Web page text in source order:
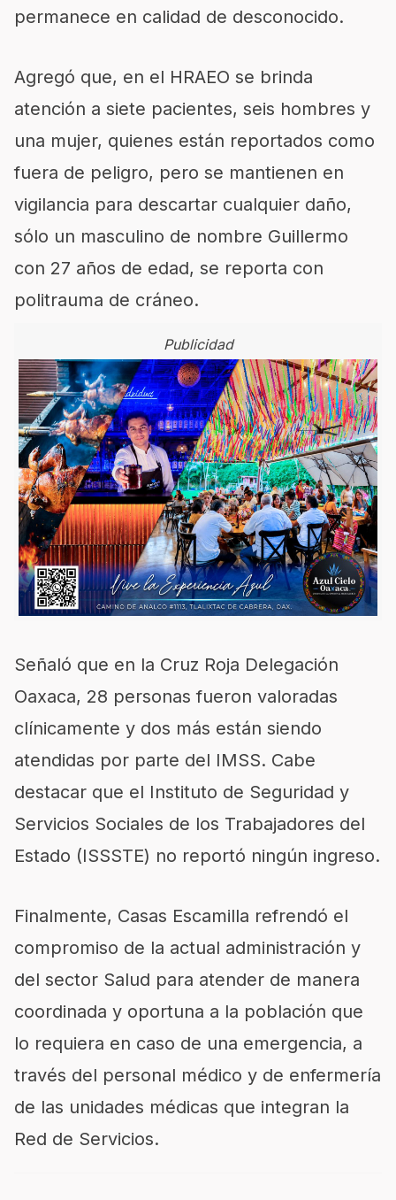
permanece en calidad de desconocido.
Agregó que, en el HRAEO se brinda
atención a siete pacientes, seis hombres y
una mujer, quienes están reportados como
fuera de peligro, pero se mantienen en
vigilancia para descartar cualquier daño,
sólo un masculino de nombre Guillermo
con 27 años de edad, se reporta con
politrauma de cráneo.
Publicidad
Señaló que en la Cruz Roja Delegación
Oaxaca, 28 personas fueron valoradas
clínicamente y dos más están siendo
atendidas por parte del IMSS. Cabe
destacar que el Instituto de Seguridad y
Servicios Sociales de los Trabajadores del
Estado (ISSSTE) no reportó ningún ingreso.
Finalmente, Casas Escamilla refrendó el
compromiso de la actual administración y
del sector Salud para atender de manera
coordinada y oportuna a la población que
lo requiera en caso de una emergencia, a
través del personal médico y de enfermería
de las unidades médicas que integran la
Red de Servicios.